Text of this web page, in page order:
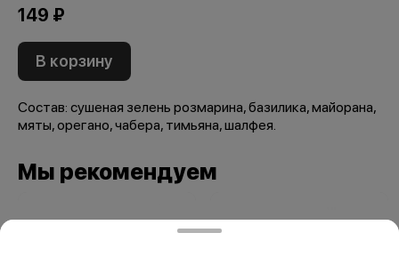
149 ₽
В корзину
Состав: сушеная зелень розмарина, базилика, майорана,
мяты, орегано, чабера, тимьяна, шалфея.
Мы рекомендуем